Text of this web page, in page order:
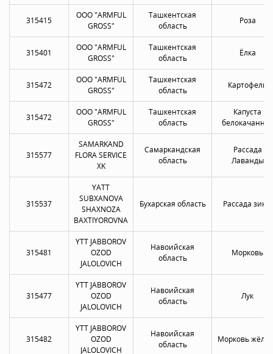
315415
OOO "ARMFUL
GROSS"
Ташкентская
область
Роза
315401
OOO "ARMFUL
GROSS"
Ташкентская
область
Ёлка
315472
OOO "ARMFUL
GROSS"
Ташкентская
область
Картофель
315472
OOO "ARMFUL
GROSS"
Ташкентская
область
Капуста
белокачанная
315577
SAMARKAND
FLORA SERVICE
XK
Самаркандская
область
Рассада
Лаванды
315537
YATT
SUBXANOVA
SHAXNOZA
BAXTIYOROVNA
Бухарская область Рассада зины
315481
YTT JABBOROV
OZOD
JALOLOVICH
Навоийская
область
Морковь
315477
YTT JABBOROV
OZOD
JALOLOVICH
Навоийская
область
Лук
315482
YTT JABBOROV
OZOD
JALOLOVICH
Навоийская
область
Морковь